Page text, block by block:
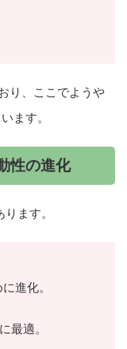
り、ここでようや
ます。
性の進化
ます。
進化。
最適。